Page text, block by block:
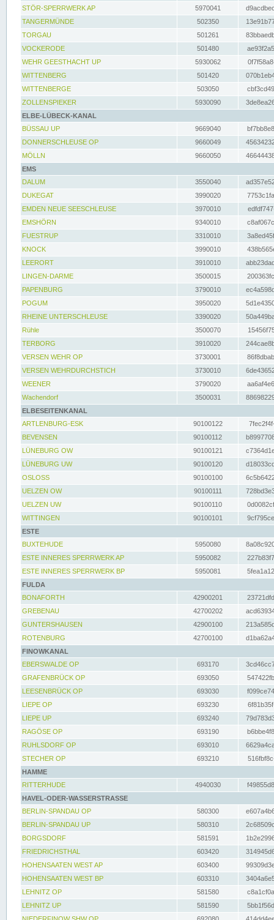
STÖR-SPERRWERK AP 5970041
TANGERMÜNDE
502350
TORGAU
501261
VOCKERODE
501480
WEHR GEESTHACHT UP
5930062
WITTENBERG
501420
WITTENBERGE
503050
ZOLLENSPIEKER
5930090
ELBE-LÜBECK-KANAL
BÜSSAU UP
9669040
DONNERSCHLEUSE OP
9660049
MÖLLN
9660050
EMS
DALUM
3550040
DUKEGAT
3990020
EMDEN NEUE SEESCHLEUSE
3970010
EMSHÖRN
9340010
FUESTRUP
3310010
KNOCK
3990010
LEERORT
3910010
LINGEN-DARME
3500015
PAPENBURG
3790010
POGUM
3950020
RHEINE UNTERSCHLEUSE
3390020
Rühle
3500070
TERBORG
3910020
VERSEN WEHR OP
3730001
VERSEN WEHRDURCHSTICH
3730010
WEENER
3790020
Wachendorf
3500031
ELBESEITENKANAL
ARTLENBURG-ESK
90100122
BEVENSEN
90100112
LÜNEBURG OW
90100121
LÜNEBURG UW
90100120
OSLOSS
90100100
UELZEN OW
90100111
UELZEN UW
90100110
WITTINGEN
90100101
ESTE
BUXTEHUDE
5950080
ESTE INNERES SPERRWERK AP
5950082
ESTE INNERES SPERRWERK BP
5950081
FULDA
BONAFORTH
42900201
GREBENAU
42700202
GUNTERSHAUSEN
42900100
ROTENBURG
42700100
FINOWKANAL
EBERSWALDE OP
693170
GRAFENBRÜCK OP
693050
LEESENBRÜCK OP
693030
LIEPE OP
693230
LIEPE UP
693240
RAGÖSE OP
693190
RUHLSDORF OP
693010
STECHER OP
693210
HAMME
RITTERHUDE
4940030
HAVEL-ODER-WASSERSTRASSE
BERLIN-SPANDAU OP
580300
BERLIN-SPANDAU UP
580310
BORGSDORF
581591
FRIEDRICHSTHAL
603420
HOHENSAATEN WEST AP
603400
HOHENSAATEN WEST BP
603310
LEHNITZ OP
581580
LEHNITZ UP
581590